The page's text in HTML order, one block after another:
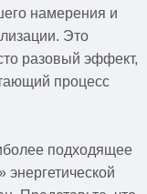
намерения и
Это
разовый эффект,
процесс
подходящее
энергетической